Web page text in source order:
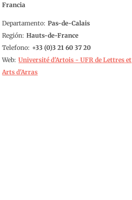
Francia
Departamento Pas-de-Calais
Región Hauts-de-France
Telefono
3 21 60 37 20
Web Université d'Artois - UFR de Lettres et
Arts d'Arras